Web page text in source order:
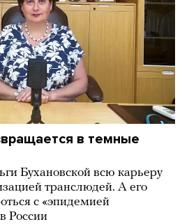
в темные
Бухановской всю карьеру
транслюдей. А его
с «эпидемией
России